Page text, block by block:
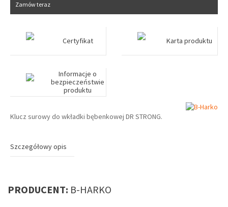
Zamów teraz
Certyfikat Karta produktu
Informacje o
bezpieczeństwie
produktu
Klucz surowy do wkładki bębenkowej DR STRONG.
Szczegółowy opis
PRODUCENT: B-HARKO